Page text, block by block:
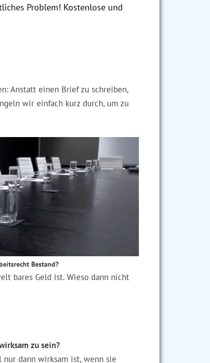
Problem! Kostenlose und
Anstatt einen Brief zu schreiben,
wir einfach kurz durch, um zu
Bestand?
bares Geld ist. Wieso dann nicht
zu sein?
nur dann wirksam ist, wenn sie